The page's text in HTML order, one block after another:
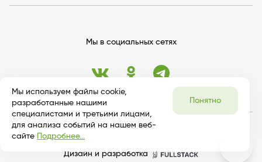
Мы в социальных сетях
Дизайн и разработка
Мы используем файлы cookie,
разработанные нашими
специалистами и третьими лицами,
для анализа событий на нашем веб-
сайте Подробнее...
Понятно